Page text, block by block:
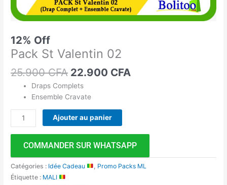
12% Off
Pack St Valentin 02
25.900CFA 22.900 CFA
Draps Complets
Ensemble Cravate
Ajouter au panier
COMMANDER SUR WHATSAPP
Catégories : Idée Cadeau
Promo Packs ML
Étiquette : MALI